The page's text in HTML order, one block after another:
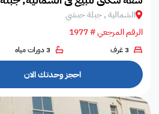
الشمالية , جبلة حبشي
الرقم المرجعي # 1977
3 غرف 3 دورات مياه
احجز وحدتك الان